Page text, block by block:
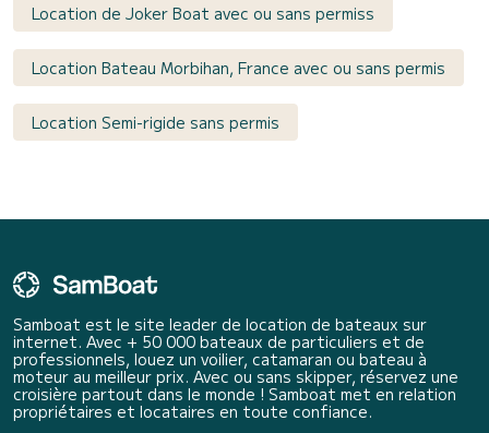
Location de Joker Boat avec ou sans permiss
Location Bateau Morbihan, France avec ou sans permis
Location Semi-rigide sans permis
Samboat est le site leader de location de bateaux sur
internet. Avec + 50 000 bateaux de particuliers et de
professionnels, louez un voilier, catamaran ou bateau à
moteur au meilleur prix. Avec ou sans skipper, réservez une
croisière partout dans le monde ! Samboat met en relation
propriétaires et locataires en toute confiance.